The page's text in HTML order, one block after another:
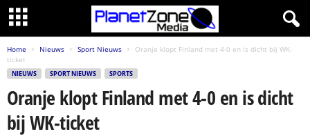
Home Nieuws Sport Nieuws
Oranje klopt Finland met 4-0 en is dicht bij WK-
ticket
NIEUWS SPORT NIEUWS SPORTS
Oranje klopt Finland met 4-0 en is dicht
bij WK-ticket